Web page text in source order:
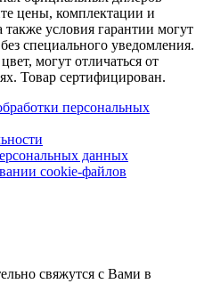
цены, комплектации и
также условия гарантии могут
специального уведомления.
могут отличаться от
Товар сертифицирован.
персональных
данных
cookie-файлов
свяжутся с Вами в